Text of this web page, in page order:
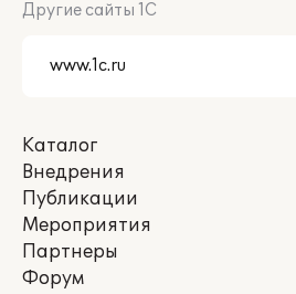
Другие сайты 1С
Каталог
Внедрения
Публикации
Мероприятия
Партнеры
Форум